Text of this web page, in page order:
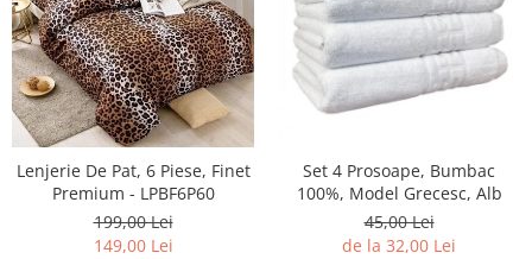
Lenjerie De Pat, 6 Piese, Finet
Premium - LPBF6P60
199,00 Lei
149,00 Lei
Set 4 Prosoape, Bumbac
100%, Model Grecesc, Alb
45,00 Lei
de la 32,00 Lei